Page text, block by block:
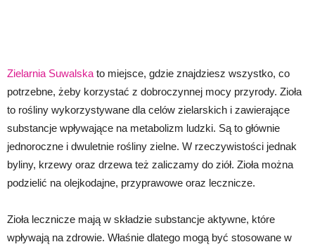
Zielarnia Suwalska to miejsce, gdzie znajdziesz wszystko, co
potrzebne, żeby korzystać z dobroczynnej mocy przyrody. Zioła
to rośliny wykorzystywane dla celów zielarskich i zawierające
substancje wpływające na metabolizm ludzki. Są to głównie
jednoroczne i dwuletnie rośliny zielne. W rzeczywistości jednak
byliny, krzewy oraz drzewa też zaliczamy do ziół. Zioła można
podzielić na olejkodajne, przyprawowe oraz lecznicze.
Zioła lecznicze mają w składzie substancje aktywne, które
wpływają na zdrowie. Właśnie dlatego mogą być stosowane w